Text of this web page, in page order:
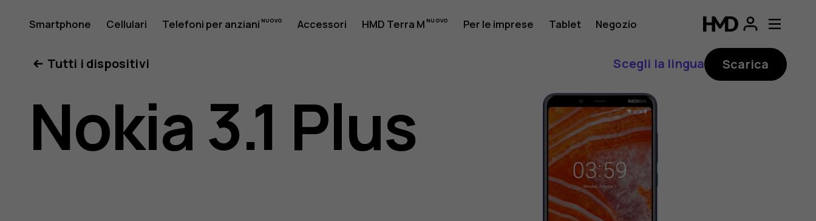
Manuale
d’uso
del
Smartphone Cellulari Telefoni per anziani Accessori HMD Terra M Per le imprese Tablet Negozio
Tutti i dispositivi
Scegli la lingua Scarica
Nokia 3.1 Plus